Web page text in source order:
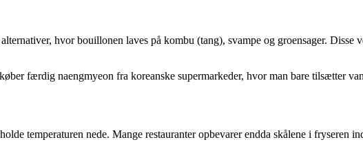
hvor bouillonen laves på kombu (tang), svampe og groensager.
færdig naengmyeon fra koreanske supermarkeder, hvor man bare tilsætter
temperaturen nede. Mange restauranter opbevarer endda skålene i fryseren